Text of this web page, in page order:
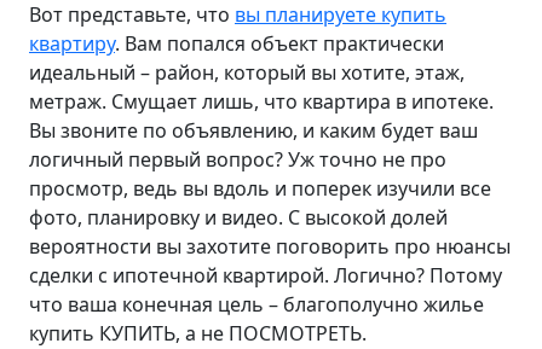
Вот представьте, что вы планируете купить
квартиру. Вам попался объект практически
идеальный – район, который вы хотите, этаж,
метраж. Смущает лишь, что квартира в ипотеке.
Вы звоните по объявлению, и каким будет ваш
логичный первый вопрос? Уж точно не про
просмотр, ведь вы вдоль и поперек изучили все
фото, планировку и видео. С высокой долей
вероятности вы захотите поговорить про нюансы
сделки с ипотечной квартирой. Логично? Потому
что ваша конечная цель – благополучно жилье
купить КУПИТЬ, а не ПОСМОТРЕТЬ.